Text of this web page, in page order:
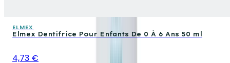
ELMEX
Elmex Dentifrice Pour Enfants De 0 À 6 Ans 50 ml
4,73 €